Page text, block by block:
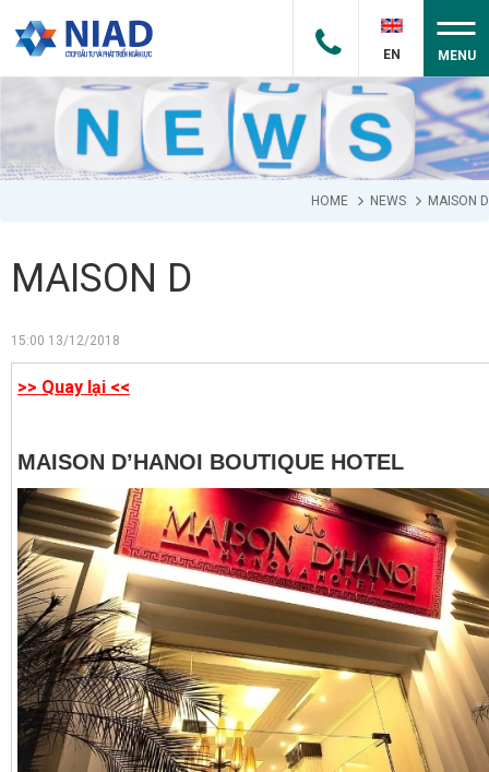
EN MENU
HOME NEWS MAISON D
MAISON D
15:00 13/12/2018
>> Quay lại <<
MAISON D’HANOI BOUTIQUE HOTEL